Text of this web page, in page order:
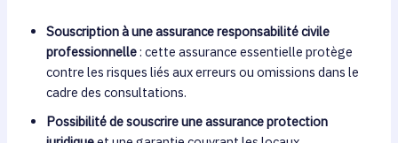
Souscription à une assurance responsabilité civile
professionnelle: cette assurance essentielle protège
contre les risques liés aux erreurs ou omissions dans le
cadre des consultations.
Possibilité de souscrire une assurance protection